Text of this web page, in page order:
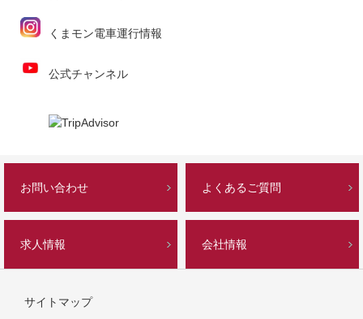
くまモン電車運行情報
公式チャンネル
お問い合わせ よくあるご質問
求人情報 会社情報
サイトマップ